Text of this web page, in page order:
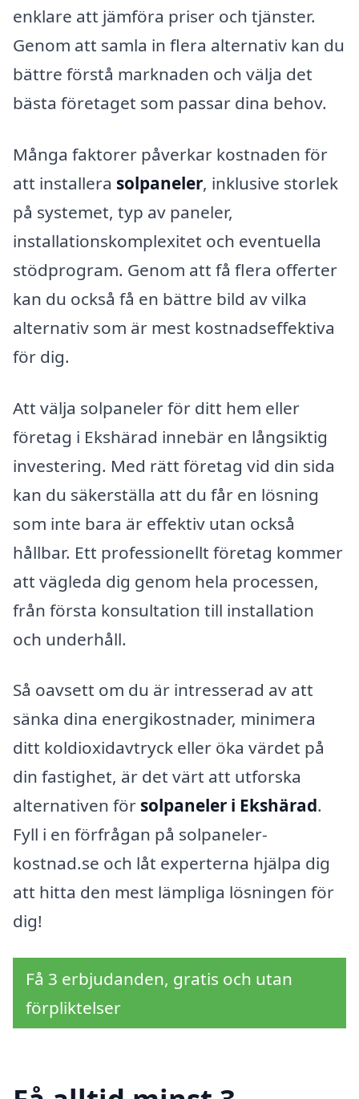
enklare att jämföra priser och tjänster.
Genom att samla in flera alternativ kan du
bättre förstå marknaden och välja det
bästa företaget som passar dina behov.
Många faktorer påverkar kostnaden för
att installera solpaneler, inklusive storlek
på systemet, typ av paneler,
installationskomplexitet och eventuella
stödprogram. Genom att få flera offerter
kan du också få en bättre bild av vilka
alternativ som är mest kostnadseffektiva
för dig.
Att välja solpaneler för ditt hem eller
företag i Ekshärad innebär en långsiktig
investering. Med rätt företag vid din sida
kan du säkerställa att du får en lösning
som inte bara är effektiv utan också
hållbar. Ett professionellt företag kommer
att vägleda dig genom hela processen,
från första konsultation till installation
och underhåll.
Så oavsett om du är intresserad av att
sänka dina energikostnader, minimera
ditt koldioxidavtryck eller öka värdet på
din fastighet, är det värt att utforska
alternativen för solpaneler i Ekshärad.
Fyll i en förfrågan på solpaneler-
kostnad.se och låt experterna hjälpa dig
att hitta den mest lämpliga lösningen för
dig!
Få 3 erbjudanden, gratis och utan
förpliktelser